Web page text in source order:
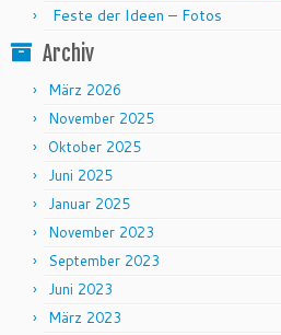
Feste der Ideen – Fotos
Archiv
März 2026
November 2025
Oktober 2025
Juni 2025
Januar 2025
November 2023
September 2023
Juni 2023
März 2023